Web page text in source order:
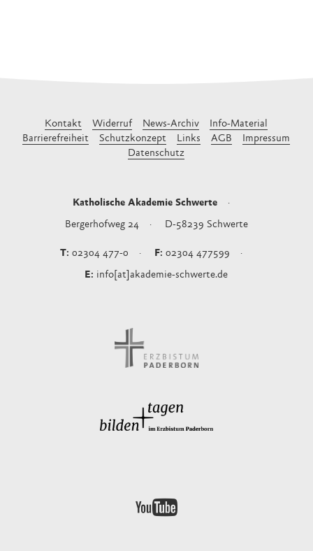
Kontakt Widerruf News-Archiv
Info-Material
Barrierefreiheit
Schutzkonzept Links AGB
Impressum
Datenschutz
Katholische Akademie Schwerte
Bergerhofweg 24 D-58239 Schwerte
02304 477-0 02304 477599
info[at]akademie-schwerte.de